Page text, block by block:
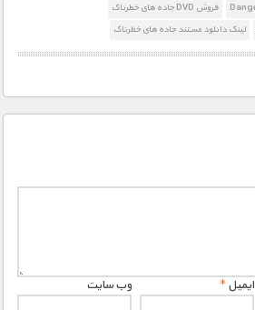
فروش DVD جاده های خطرناک
لینک دانلود مستند جاده های خطرناک
ایمیل* وب‌ سایت